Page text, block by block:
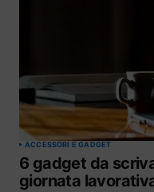
ACCESSORI E GADGET
6 gadget da
giornata